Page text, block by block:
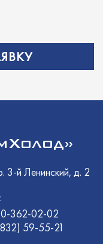
3-й Ленинский, д. 2
362-02-02
59-55-21